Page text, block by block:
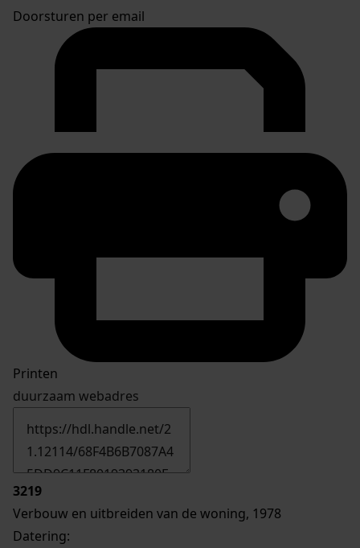
Doorsturen per email
Printen
duurzaam webadres
3219
Verbouw en uitbreiden van de woning, 1978
Datering: